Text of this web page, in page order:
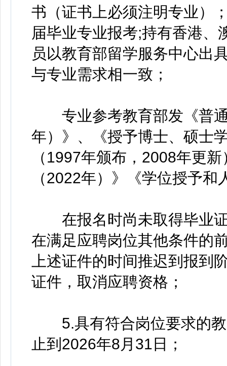
书（证书上必须注明专业）
届毕业专业报考;持有香港、
员以教育部留学服务中心出
与专业需求相一致；
专业参考教育部发《普通
年）》、《授予博士、硕士
（1997年颁布，2008年更
（2022年）》《学位授予
在报名时尚未取得毕业证
在满足应聘岗位其他条件的
上述证件的时间推迟到报到
证件，取消应聘资格；
5.具有符合岗位要求的教
止到2026年8月31日；